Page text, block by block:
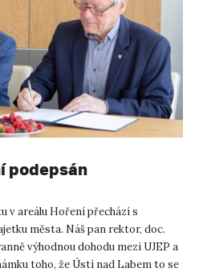
podepsán
v areálu Hoření přechází s
města. Náš pan rektor, doc.
výhodnou dohodu mezi UJEP a
toho, že Ústí nad Labem to se